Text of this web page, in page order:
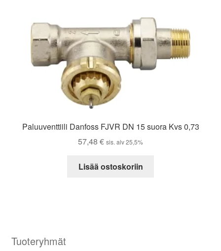
Paluuventtiili Danfoss FJVR DN 15 suora Kvs 0,73
57,48 € sis. alv 25,5%
Lisää ostoskoriin
Tuoteryhmät